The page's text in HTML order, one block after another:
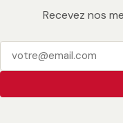
Recevez nos